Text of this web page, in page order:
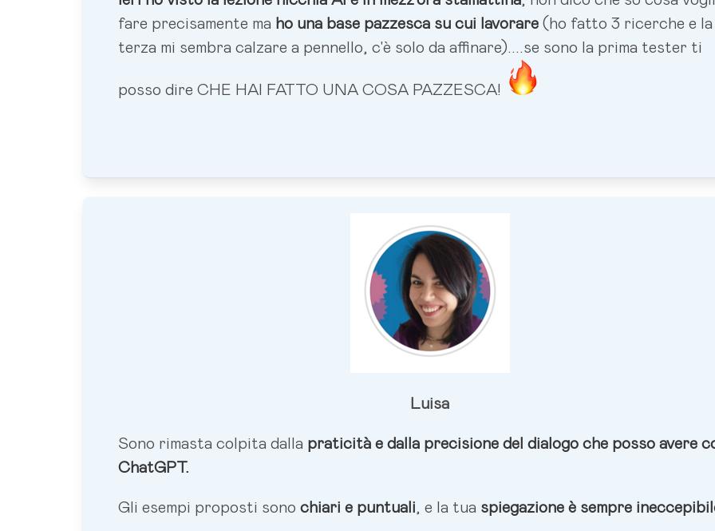
fare precisamente ma ho una base pazzesca su cui lavorare (ho fatto 3 ricerche e la
terza mi sembra calzare a pennello, c'è solo da affinare)....se sono la prima tester ti
posso dire CHE HAI FATTO UNA COSA PAZZESCA!
Luisa
Sono rimasta colpita dalla praticità e dalla precisione del dialogo che posso avere
ChatGPT.
Gli esempi proposti sono chiari e puntuali, e la tua spiegazione è sempre